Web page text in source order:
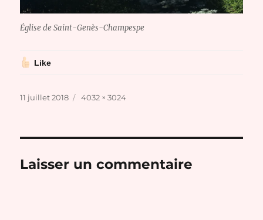
Église de Saint-Genès-Champespe
Like
Publié
11 juillet 2018
Taille
4032 × 3024
Laisser un commentaire